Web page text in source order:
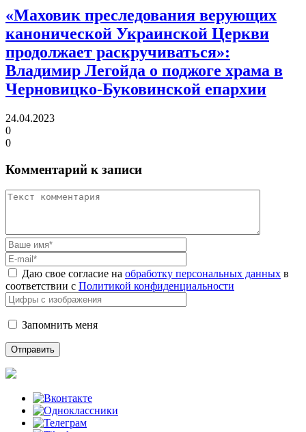
«Маховик преследования верующих
канонической Украинской Церкви
продолжает раскручиваться»:
Владимир Легойда о поджоге храма в
Черновицко-Буковинской епархии
24.04.2023
0
0
Комментарий к записи
Даю свое согласие на обработку персональных данных в
соответствии с Политикой конфиденциальности
Запомнить меня